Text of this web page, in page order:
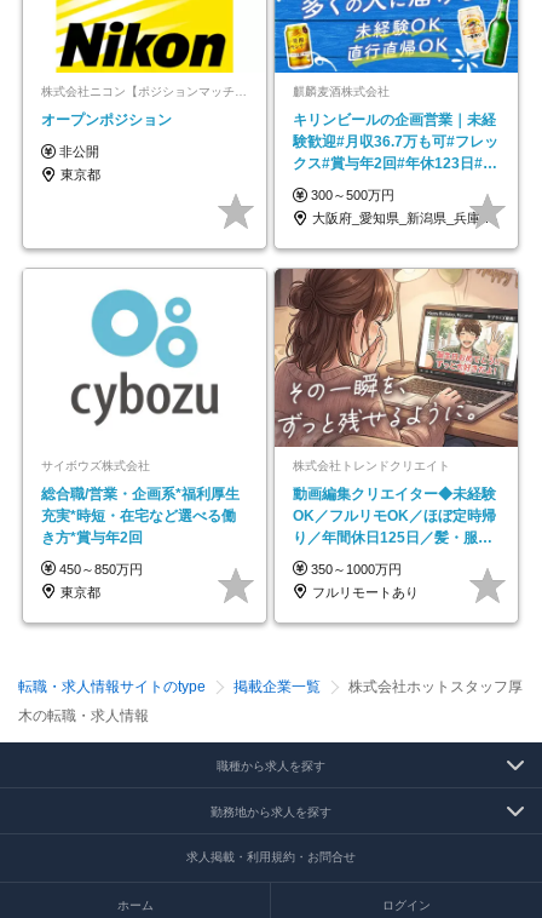
株式会社ニコン【ポジションマッチ登録】
オープンポジション
非公開
東京都
麒麟麦酒株式会社
キリンビールの企画営業｜未経
験歓迎#月収36.7万も可#フレッ
クス#賞与年2回#年休123日#完
全週休2日制
300～500万円
大阪府_愛知県_新潟県_兵庫県_福岡県
サイボウズ株式会社
総合職/営業・企画系*福利厚生
充実*時短・在宅など選べる働
き方*賞与年2回
450～850万円
東京都
株式会社トレンドクリエイト
動画編集クリエイター◆未経験
OK／フルリモOK／ほぼ定時帰
り／年間休日125日／髪・服・
ネイル自由／副業OK
350～1000万円
フルリモートあり
転職・求人情報サイトのtype 掲載企業一覧
株式会社ホットスタッフ厚
木の転職・求人情報
職種から求人を探す
勤務地から求人を探す
求人掲載・利用規約・お問合せ
ホーム ログイン